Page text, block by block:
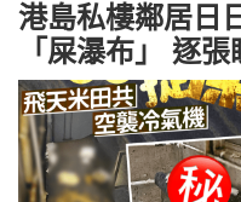
港島私樓鄰居日
「屎瀑布」 逐張